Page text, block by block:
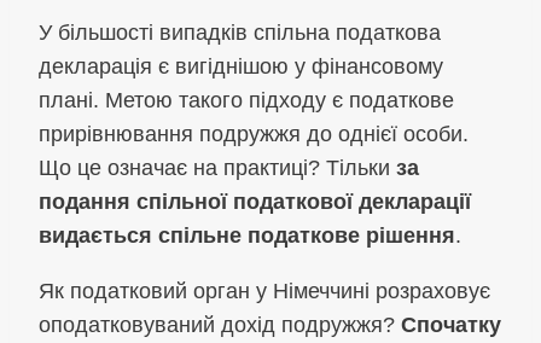
У більшості випадків спільна податкова
декларація є вигіднішою у фінансовому
плані. Метою такого підходу є податкове
прирівнювання подружжя до однієї особи.
Що це означає на практиці? Тільки за
подання спільної податкової декларації
видається спільне податкове рішення.
Як податковий орган у Німеччині розраховує
оподатковуваний дохід подружжя? Спочатку